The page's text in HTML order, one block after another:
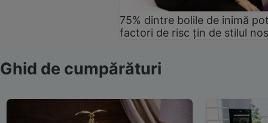
75% dintre bolile de inimă
factori de risc țin de stilul
Ghid de cumpărături